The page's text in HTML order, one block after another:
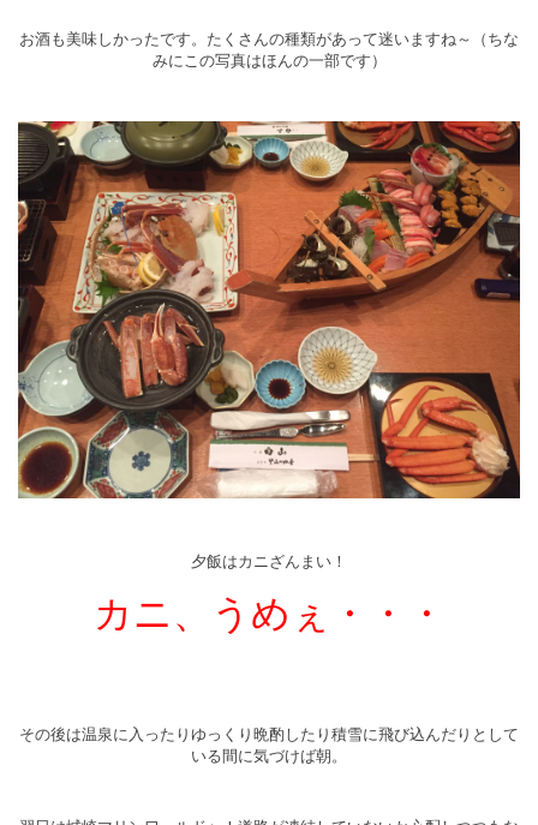
お酒も美味しかったです。たくさんの種類があって迷いますね～（ちな
みにこの写真はほんの一部です）
夕飯はカニざんまい！
カニ、うめぇ・・・
その後は温泉に入ったりゆっくり晩酌したり積雪に飛び込んだりとして
いる間に気づけば朝。